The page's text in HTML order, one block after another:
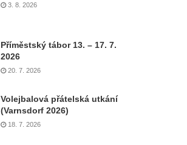
3. 8. 2026
Příměstský tábor 13. – 17. 7.
2026
20. 7. 2026
Volejbalová přátelská utkání
(Varnsdorf 2026)
18. 7. 2026